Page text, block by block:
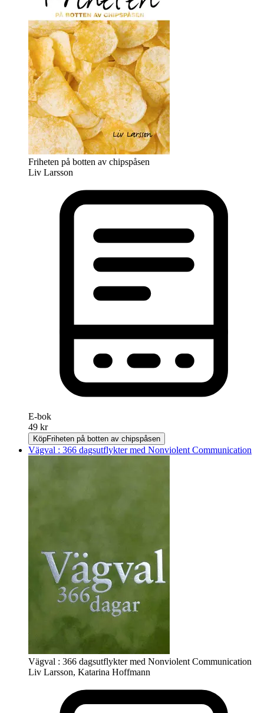
Friheten på botten av chipspåsen
Liv Larsson
E-bok
49 kr
KöpFriheten på botten av chipspåsen
Vägval : 366 dagsutflykter med Nonviolent Communication
Vägval : 366 dagsutflykter med Nonviolent Communication
Liv Larsson, Katarina Hoffmann